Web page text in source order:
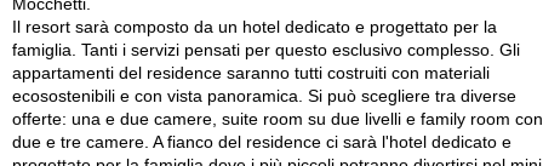
Mocchetti.
Il resort sarà composto da un hotel dedicato e progettato per la
famiglia. Tanti i servizi pensati per questo esclusivo complesso. Gli
appartamenti del residence saranno tutti costruiti con materiali
ecosostenibili e con vista panoramica. Si può scegliere tra diverse
offerte: una e due camere, suite room su due livelli e family room con
due e tre camere. A fianco del residence ci sarà l'hotel dedicato e